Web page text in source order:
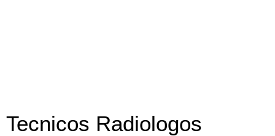
Tecnicos Radiologos